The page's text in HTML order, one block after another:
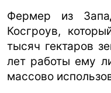
Фермер из
Косгроув,
тысяч гектаров
лет работы ему
массово